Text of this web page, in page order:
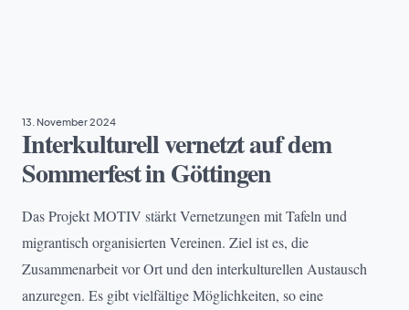
13. November 2024
Interkulturell vernetzt auf dem
Sommerfest in Göttingen
Das Projekt MOTIV stärkt Vernetzungen mit Tafeln und
migrantisch organisierten Vereinen. Ziel ist es, die
Zusammenarbeit vor Ort und den interkulturellen Austausch
anzuregen. Es gibt vielfältige Möglichkeiten, so eine